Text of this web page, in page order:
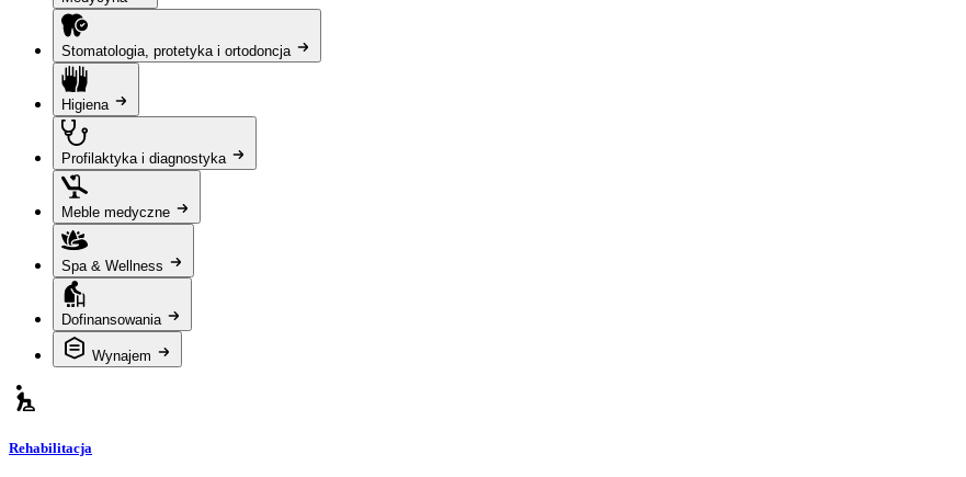
Stomatologia, protetyka i ortodoncja
Higiena
Profilaktyka i diagnostyka
Meble medyczne
Spa & Wellness
Dofinansowania
Wynajem
Rehabilitacja